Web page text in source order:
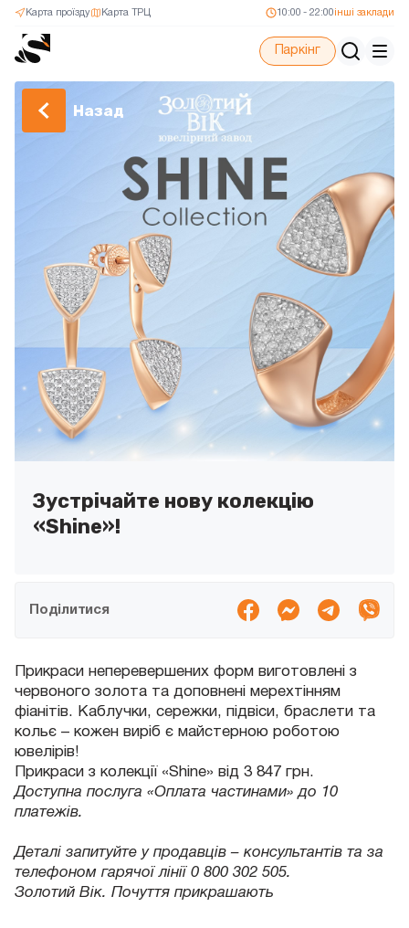
Карта ТРЦ
Карта проїзду 10:00 - 22:00 інші заклади
Паркінг
Назад
Зустрічайте нову колекцію
«Shine»!
Поділитися
Прикраси неперевершених форм виготовлені з
червоного золота та доповнені мерехтінням
фіанітів. Каблучки, сережки, підвіси, браслети та
кольє – кожен виріб є майстерною роботою
ювелірів!
Прикраси з колекції «Shine» від 3 847 грн.
Доступна послуга «Оплата частинами» до 10
платежів.
Деталі запитуйте у продавців – консультантів та за
телефоном гарячої лінії 0 800 302 505.
Золотий Вік. Почуття прикрашають